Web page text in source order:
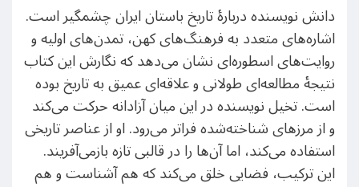
دانش نویسنده دربارهٔ تاریخ باستان ایران چشمگیر است.
اشاره‌های متعدد به فرهنگ‌های کهن، تمدن‌های اولیه و
روایت‌های اسطوره‌ای نشان می‌دهد که نگارش این کتاب
نتیجهٔ مطالعه‌ای طولانی و علاقه‌ای عمیق به تاریخ بوده
است. تخیل نویسنده در این میان آزادانه حرکت می‌کند
و از مرزهای شناخته‌شده فراتر می‌رود. او از عناصر تاریخی
استفاده می‌کند، اما آن‌ها را در قالبی تازه بازمی‌آفریند.
این ترکیب، فضایی خلق می‌کند که هم آشناست و هم